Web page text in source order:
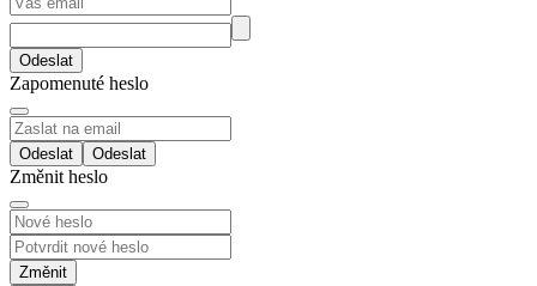
Odeslat
Zapomenuté heslo
Odeslat
Změnit heslo